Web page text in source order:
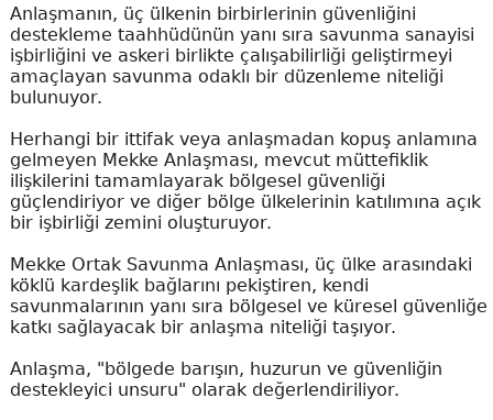
Anlaşmanın, üç ülkenin birbirlerinin güvenliğini
destekleme taahhüdünün yanı sıra savunma sanayisi
işbirliğini ve askeri birlikte çalışabilirliği geliştirmeyi
amaçlayan savunma odaklı bir düzenleme niteliği
bulunuyor.
Herhangi bir ittifak veya anlaşmadan kopuş anlamına
gelmeyen Mekke Anlaşması, mevcut müttefiklik
ilişkilerini tamamlayarak bölgesel güvenliği
güçlendiriyor ve diğer bölge ülkelerinin katılımına açık
bir işbirliği zemini oluşturuyor.
Mekke Ortak Savunma Anlaşması, üç ülke arasındaki
köklü kardeşlik bağlarını pekiştiren, kendi
savunmalarının yanı sıra bölgesel ve küresel güvenliğe
katkı sağlayacak bir anlaşma niteliği taşıyor.
Anlaşma, "bölgede barışın, huzurun ve güvenliğin
destekleyici unsuru" olarak değerlendiriliyor.